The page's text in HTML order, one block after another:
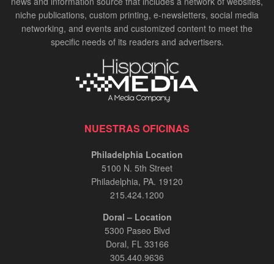
niche publications, custom printing, e-newsletters, social media
networking, and events and customized content to meet the
specific needs of its readers and advertisers.
NUESTRAS OFICINAS
Philadelphia Location
5100 N. 5th Street
Philadelphia, PA. 19120
215.424.1200
Doral – Location
5300 Paseo Blvd
Doral, FL 33166
305.440.9636